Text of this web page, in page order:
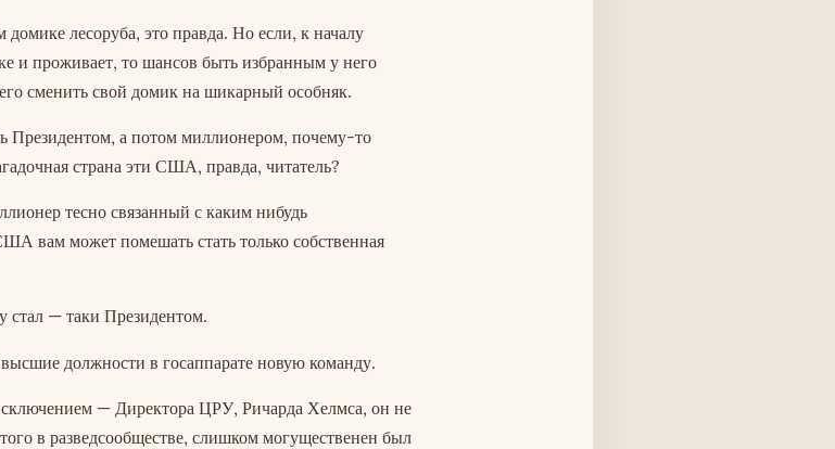
лесоруба, это правда. Но если, к началу
и проживает, то шансов быть избранным у него
сменить свой домик на шикарный особняк.
Президентом, а потом миллионером, почему-то
страна эти США, правда, читатель?
тесно связанный с каким нибудь
вам может помешать стать только собственная
стал — таки Президентом.
должности в госаппарате новую команду.
— Директора ЦРУ, Ричарда Хелмса, он не
в разведсообществе, слишком могущественен был